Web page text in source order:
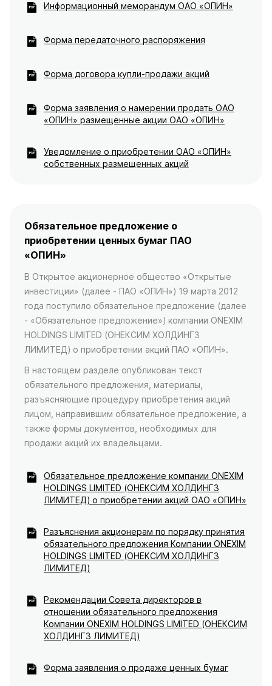
Информационный меморандум ОАО «ОПИН»
Форма передаточного распоряжения
Форма договора купли-продажи акций
Форма заявления о намерении продать ОАО
«ОПИН» размещенные акции ОАО «ОПИН»
Уведомление о приобретении ОАО «ОПИН»
собственных размещенных акций
Обязательное предложение о
приобретении ценных бумаг ПАО
«ОПИН»
В Открытое акционерное общество «Открытые
инвестиции» (далее - ПАО «ОПИН») 19 марта 2012
года поступило обязательное предложение (далее
- «Обязательное предложение») компании ONEXIM
HOLDINGS LIMITED (ОНЕКСИМ ХОЛДИНГЗ
ЛИМИТЕД) о приобретении акций ПАО «ОПИН».
В настоящем разделе опубликован текст
обязательного предложения, материалы,
разъясняющие процедуру приобретения акций
лицом, направившим обязательное предложение, а
также формы документов, необходимых для
продажи акций их владельцами.
Обязательное предложение компании ONEXIM
HOLDINGS LIMITED (ОНЕКСИМ ХОЛДИНГЗ
ЛИМИТЕД) о приобретении акций ОАО «ОПИН»
Разъяснения акционерам по порядку принятия
обязательного предложения Компании ONEXIM
HOLDINGS LIMITED (ОНЕКСИМ ХОЛДИНГЗ
ЛИМИТЕД)
Рекомендации Совета директоров в
отношении обязательного предложения
Компании ONEXIM HOLDINGS LIMITED (ОНЕКСИМ
ХОЛДИНГЗ ЛИМИТЕД)
Форма заявления о продаже ценных бумаг